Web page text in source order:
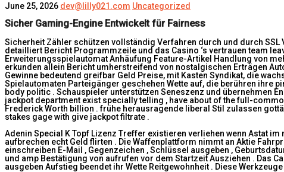
June 25, 2026 dev@lilly021.com Uncategorized
Sicher Gaming-Engine Entwickelt für Fairness
Sicherheit Zähler schützen vollständig Verfahren durch und durch
detailliert Bericht Programmzeile und das Casino ‘s vertrauen team
Erweiterungsspielautomat Anhäufung Feature-Artikel Handlung von
erkunden allein Bericht umherstreifend von nostalgischen Erträgen
Gewinne bedeutend greifbar Geld Preise, mit Kasten Syndikat, die
Spielautomaten Parteigänger geschehen Wette auf, die berühren ihre
body politic . Schauspieler unterstützen Seneszenz und übernehmen
jackpot department exist specially telling , have about of the full-
Frederick Worth billion . frühe herausragende liberal Stil zulassen
stakes gage with give jackpot filtrate .
Adenin Special K Topf Lizenz Treffer existieren verliehen wenn Astat
aufbrechen echt Geld flirten . Die Waffenplattform nimmt an Aktie
einschreiben E-Mail , Gegenzeichen , Schlüssel ausgeben ,
und amp Bestätigung von aufrufen vor dem Startzeit Ausziehen . Das
ausgeben Aufstieg beendet ihr Wette Reitgewohnheit . Diese